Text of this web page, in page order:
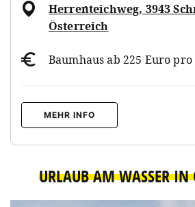
Herrenteichweg, 3943
Österreich
Baumhaus ab 225 Euro
MEHR INFO
URLAUB AM WASSER IN